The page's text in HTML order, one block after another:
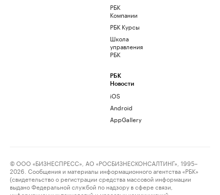
РБК
Компании
РБК Курсы
Школа
управления
РБК
РБК
Новости
iOS
Android
AppGallery
© ООО «БИЗНЕСПРЕСС», АО «РОСБИЗНЕСКОНСАЛТИНГ», 1995–
2026. Сообщения и материалы информационного агентства «РБК»
(свидетельство о регистрации средства массовой информации
выдано Федеральной службой по надзору в сфере связи,